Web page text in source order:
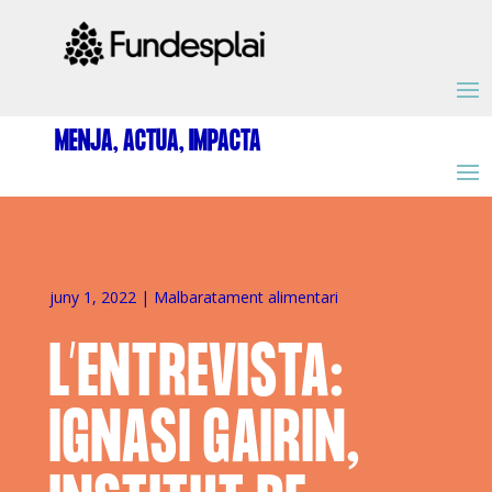
MENJA, ACTUA, IMPACTA
juny 1, 2022| Malbaratament alimentari
L’ENTREVISTA:
IGNASI GAIRIN,
ACTIVITATS D'ESTIU
MÓN ESCOLAR
ALBERG CENTRE ESPLAI
FORMACIÓ
CASES DE COLÒNIES